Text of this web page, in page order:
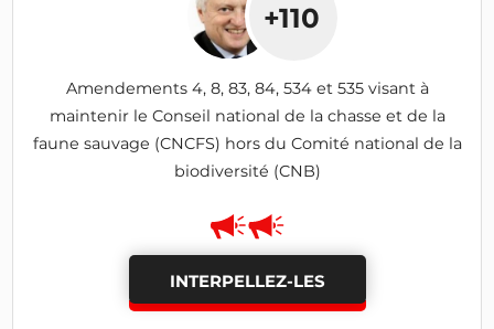
+110
Amendements 4, 8, 83, 84, 534 et 535 visant à
maintenir le Conseil national de la chasse et de la
faune sauvage (CNCFS) hors du Comité national de la
biodiversité (CNB)
INTERPELLEZ-LES